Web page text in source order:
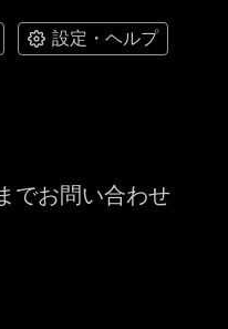
設定・ヘルプ
でお問い合わせ